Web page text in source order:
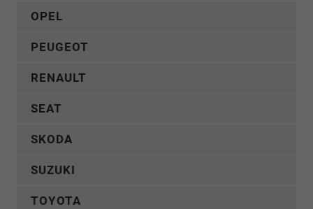
OPEL
PEUGEOT
RENAULT
SEAT
SKODA
SUZUKI
TOYOTA